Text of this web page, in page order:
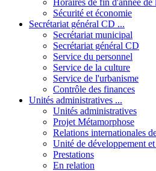
Sécurité et économie
Secrétariat général CD ...
Secrétariat municipal
Secrétariat général CD
Service du personnel
Service de la culture
Service de l'urbanisme
Contrôle des finances
Unités administratives ...
Unités administratives
Projet Métamorphose
Relations internationales
Unité de développement
Prestations
En relation